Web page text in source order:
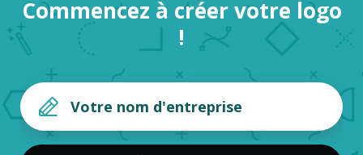
Commencez à créer votre logo
!